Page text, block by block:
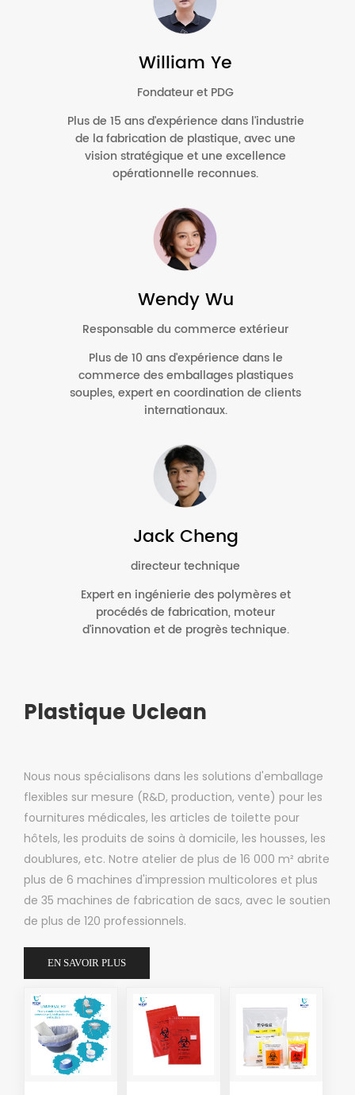
William Ye
Fondateur et PDG
Plus de 15 ans d'expérience dans l'industrie
de la fabrication de plastique, avec une
vision stratégique et une excellence
opérationnelle reconnues.
Wendy Wu
Responsable du commerce extérieur
Plus de 10 ans d'expérience dans le
commerce des emballages plastiques
souples, expert en coordination de clients
internationaux.
Jack Cheng
directeur technique
Expert en ingénierie des polymères et
procédés de fabrication, moteur
d'innovation et de progrès technique.
Plastique Uclean
Nous nous spécialisons dans les solutions d'emballage
flexibles sur mesure (R&D, production, vente) pour les
fournitures médicales, les articles de toilette pour
hôtels, les produits de soins à domicile, les housses, les
doublures, etc. Notre atelier de plus de 16 000 m² abrite
plus de 6 machines d'impression multicolores et plus
de 35 machines de fabrication de sacs, avec le soutien
de plus de 120 professionnels.
EN SAVOIR PLUS